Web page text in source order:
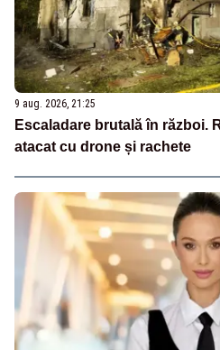
9 aug. 2026, 21:25
Escaladare brutală în război.
atacat cu drone și rachete